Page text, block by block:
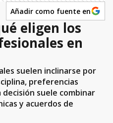
Añadir como fuente en
eligen los
en
suelen inclinarse por
preferencias
suele combinar
y acuerdos de